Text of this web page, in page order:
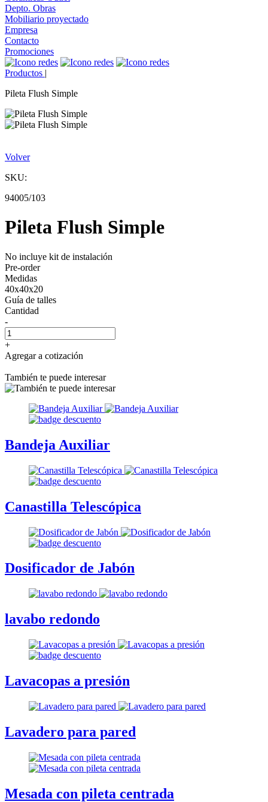
Depto. Obras
Mobiliario proyectado
Empresa
Contacto
Promociones
Productos |
Pileta Flush Simple
Volver
SKU:
94005/103
Pileta Flush Simple
No incluye kit de instalación
Pre-order
Medidas
40x40x20
Guía de talles
Cantidad
-
+
Agregar a cotización
También te puede interesar
Bandeja Auxiliar
Canastilla Telescópica
Dosificador de Jabón
lavabo redondo
Lavacopas a presión
Lavadero para pared
Mesada con pileta centrada